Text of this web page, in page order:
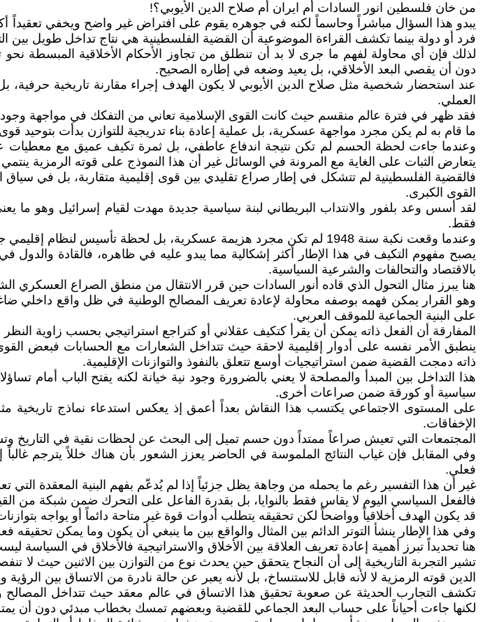
من خان فلسطين انور السادات أم ايران أم صلاح الدين الأيوبي؟!
يبدو هذا السؤال مباشراً وحاسماً لكنه في جوهره يقوم على افتراض غير واضح ويخفي تعقيداً
فرد أو دولة بينما تكشف القراءة الموضوعية أن القضية الفلسطينية هي نتاج تداخل طويل بين
لذلك فإن أي محاولة لفهم ما جرى لا بد أن تنطلق من تجاوز الأحكام الأخلاقية المبسطة
دون أن يقصي البعد الأخلاقي، بل يعيد وضعه في إطاره الصحيح.
عند استحضار شخصية مثل صلاح الدين الأيوبي لا يكون الهدف إجراء مقارنة تاريخية
العملي.
فقد ظهر في فترة عالم منقسم حيث كانت القوى الإسلامية تعاني من التفكك في مواجهة
ما قام به لم يكن مجرد مواجهة عسكرية، بل عملية إعادة بناء تدريجية للتوازن بدأت بتوحيد قوى
وعندما جاءت لحظة الحسم لم تكن نتيجة اندفاع عاطفي، بل ثمرة تكيف عميق مع معطيات
يتعارض الثبات على الغاية مع المرونة في الوسائل غير أن هذا النموذج على قوته الرمزية
فالقضية الفلسطينية لم تتشكل في إطار صراع تقليدي بين قوى إقليمية متقاربة، بل في
القوى الكبرى.
لقد أسس وعد بلفور والانتداب البريطاني لبنة سياسية جديدة مهدت لقيام إسرائيل وهو ما
فقط.
وعندما وقعت نكبة سنة 1948 لم تكن مجرد هزيمة عسكرية، بل لحظة تأسيس لنظام إقليمي جديد دخلت فيه القضية الفلسطينية ضمن شبكة من التوازنات الدولية المعقدة.
يصبح مفهوم التكيف في هذا الإطار أكثر إشكالية مما يبدو عليه في ظاهره، فالقادة
بالاقتصاد والتحالفات والشرعية السياسية.
هنا يبرز مثال التحول الذي قاده أنور السادات حين قرر الانتقال من منطق الصراع العسكري
وهو القرار يمكن فهمه بوصفه محاولة لإعادة تعريف المصالح الوطنية في ظل واقع داخلي
على البنية الجماعية للموقف العربي.
المفارقة أن الفعل ذاته يمكن أن يقرأ كتكيف عقلاني أو كتراجع استراتيجي بحسب زاوية النظر
ينطبق الأمر نفسه على أدوار إقليمية لاحقة حيث تتداخل الشعارات مع الحسابات فبعض
ذاته دمجت القضية ضمن استراتيجيات أوسع تتعلق بالنفوذ والتوازنات الإقليمية.
هذا التداخل بين المبدأ والمصلحة لا يعني بالضرورة وجود نية خيانة لكنه يفتح الباب أمام
سياسية أو كورقة ضمن صراعات أخرى.
على المستوى الاجتماعي يكتسب هذا النقاش بعداً أعمق إذ يعكس استدعاء نماذج
الإخفاقات.
المجتمعات التي تعيش صراعاً ممتداً دون حسم تميل إلى البحث عن لحظات نقية في التاريخ
وفي المقابل فإن غياب النتائج الملموسة في الحاضر يعزز الشعور بأن هناك خللاً يترجم
فعلي.
غير أن هذا التفسير رغم ما يحمله من وجاهة يظل جزئياً إذا لم يُدعّم بفهم البنية المعقدة التي
فالفعل السياسي اليوم لا يقاس فقط بالنوايا، بل بقدرة الفاعل على التحرك ضمن شبكة من
قد يكون الهدف أخلاقياً وواضحاً لكن تحقيقه يتطلب أدوات قوة غير متاحة دائماً أو يواجه
وفي هذا الإطار ينشأ التوتر الدائم بين المثال والواقع بين ما ينبغي أن يكون وما يمكن تحقيقه
هنا تحديداً تبرز أهمية إعادة تعريف العلاقة بين الأخلاق والاستراتيجية فالأخلاق في
تشير التجربة التاريخية إلى أن النجاح يتحقق حين يحدث نوع من التوازن بين الاثنين حيث
الدين قوته الرمزية لا لأنه قابل للاستنساخ، بل لأنه يعبر عن حالة نادرة من الاتساق بين الرؤية
تكشف التجارب الحديثة عن صعوبة تحقيق هذا الاتساق في عالم معقد حيث تتداخل
لكنها جاءت أحياناً على حساب البعد الجماعي للقضية وبعضهم تمسك بخطاب مبدئي دون أن